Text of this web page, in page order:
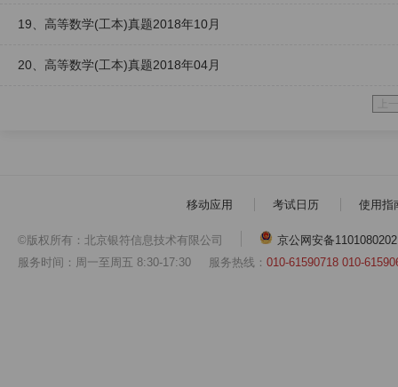
19、高等数学(工本)真题2018年10月
20、高等数学(工本)真题2018年04月
移动应用 考试日历 使用指
©版权所有：北京银符信息技术有限公司
京公网安备
服务时间：周一至周五 8:30-17:30 服务热线： 010-61590718 010-